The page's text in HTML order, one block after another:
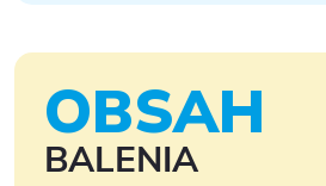
OBSAH
BALENIA